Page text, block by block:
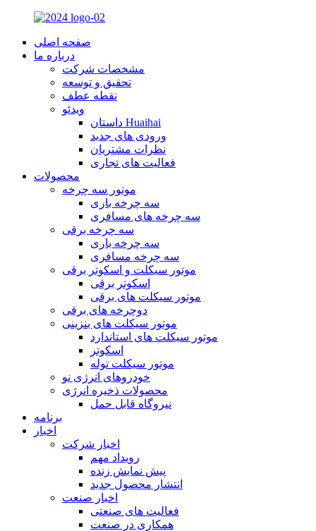
صفحه اصلی
درباره ما
مشخصات شرکت
تحقیق و توسعه
نقطه عطف
ویدئو
داستان Huaihai
ورودی های جدید
نظرات مشتریان
فعالیت های تجاری
محصولات
موتور سه چرخه
سه چرخه باری
سه چرخه های مسافری
سه چرخه برقی
سه چرخه باری
سه چرخه مسافری
موتور سیکلت و اسکوتر برقی
اسکوتر برقی
موتور سیکلت های برقی
دوچرخه های برقی
موتور سیکلت های بنزینی
موتور سیکلت های استاندارد
اسکوتر
موتور سیکلت توله
خودروهای انرژی نو
محصولات ذخیره انرژی
نیروگاه قابل حمل
برنامه
اخبار
اخبار شرکت
رویداد مهم
پیش نمایش زنده
انتشار محصول جدید
اخبار صنعت
فعالیت های صنعتی
همکاری در صنعت